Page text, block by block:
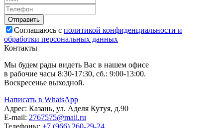
Соглашаюсь с политикой конфиденциальности и
обработки персональных данных
Контакты
Мы будем рады видеть Вас в нашем офисе
в рабочие часы 8:30-17:30, сб.: 9:00-13:00.
Воскресенье выходной.
Написать в WhatsApp
Адрес: Казань, ул. Аделя Кутуя, д.90
E-mail: 2767575@mail.ru
Телефоны: +7 (966) 260-29-24